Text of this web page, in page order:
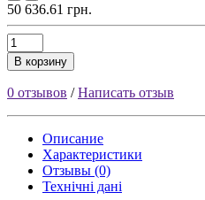
50 636.61 грн.
В корзину
0 отзывов /Написать отзыв
Описание
Характеристики
Отзывы (0)
Технічні дані